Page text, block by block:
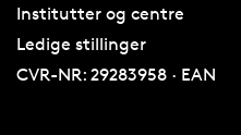
Institutter og centre
Ledige stillinger
CVR-NR: 29283958 · EAN